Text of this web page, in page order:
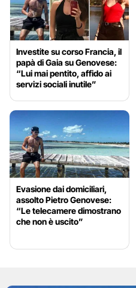
Investite su corso Francia, il
papà di Gaia su Genovese:
“Lui mai pentito, affido ai
servizi sociali inutile”
Evasione dai domiciliari,
assolto Pietro Genovese:
“Le telecamere dimostrano
che non è uscito”